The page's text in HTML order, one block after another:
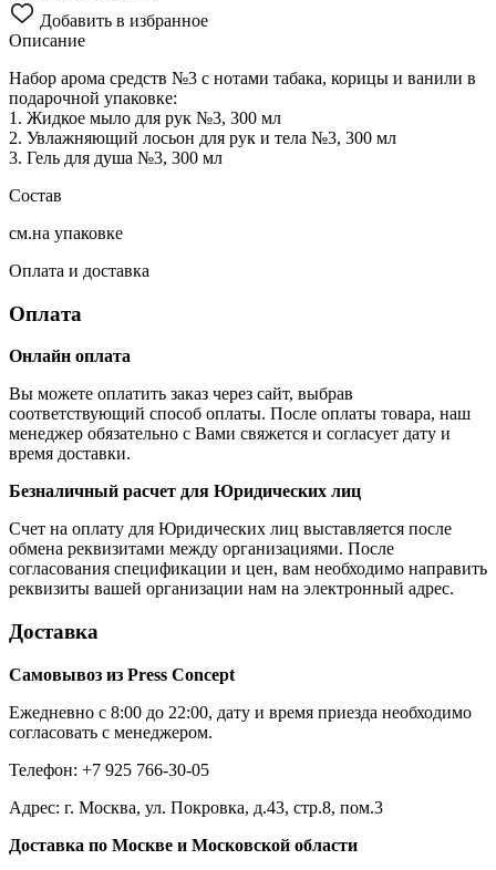
Добавить в избранное
Описание
Набор арома средств №3 с нотами табака, корицы и ванили в
подарочной упаковке:
1. Жидкое мыло для рук №3, 300 мл
2. Увлажняющий лосьон для рук и тела №3, 300 мл
3. Гель для душа №3, 300 мл
Состав
см.на упаковке
Оплата и доставка
Оплата
Онлайн оплата
Вы можете оплатить заказ через сайт, выбрав
соответствующий способ оплаты. После оплаты товара, наш
менеджер обязательно с Вами свяжется и согласует дату и
время доставки.
Безналичный расчет для Юридических лиц
Счет на оплату для Юридических лиц выставляется после
обмена реквизитами между организациями. После
согласования спецификации и цен, вам необходимо направить
реквизиты вашей организации нам на электронный адрес.
Доставка
Самовывоз из Press Concept
Ежедневно с 8:00 до 22:00, дату и время приезда необходимо
согласовать с менеджером.
Телефон: +7 925 766-30-05
Адрес: г. Москва, ул. Покровка, д.43, стр.8, пом.3
Доставка по Москве и Московской области